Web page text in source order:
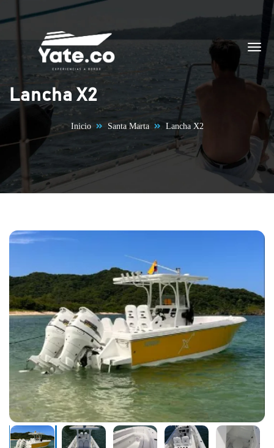
Saltar al contenido
Lancha X2
Inicio Santa Marta Lancha X2